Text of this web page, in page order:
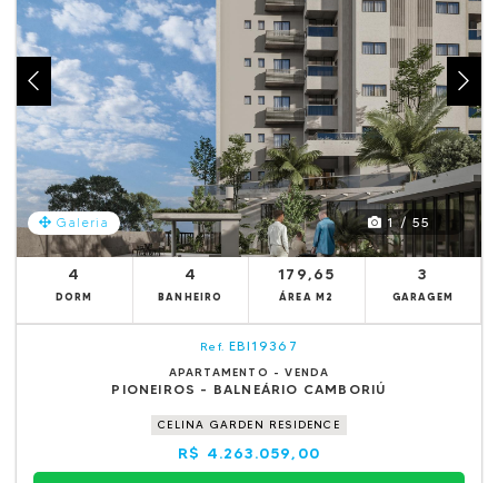
Galeria 1 / 55
4
DORM
4
BANHEIRO
179,65
ÁREA M2
3
GARAGEM
Ref. EBI19367
APARTAMENTO - VENDA
PIONEIROS - BALNEÁRIO CAMBORIÚ
CELINA GARDEN RESIDENCE
R$ 4.263.059,00